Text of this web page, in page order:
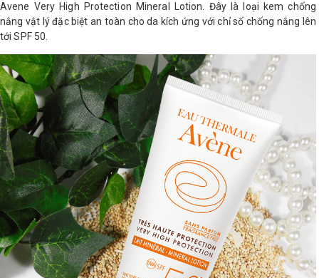
Avene Very High Protection Mineral Lotion. Đây là loại kem chống
nắng vật lý đặc biệt an toàn cho da kích ứng với chỉ số chống nắng lên
tới SPF 50.